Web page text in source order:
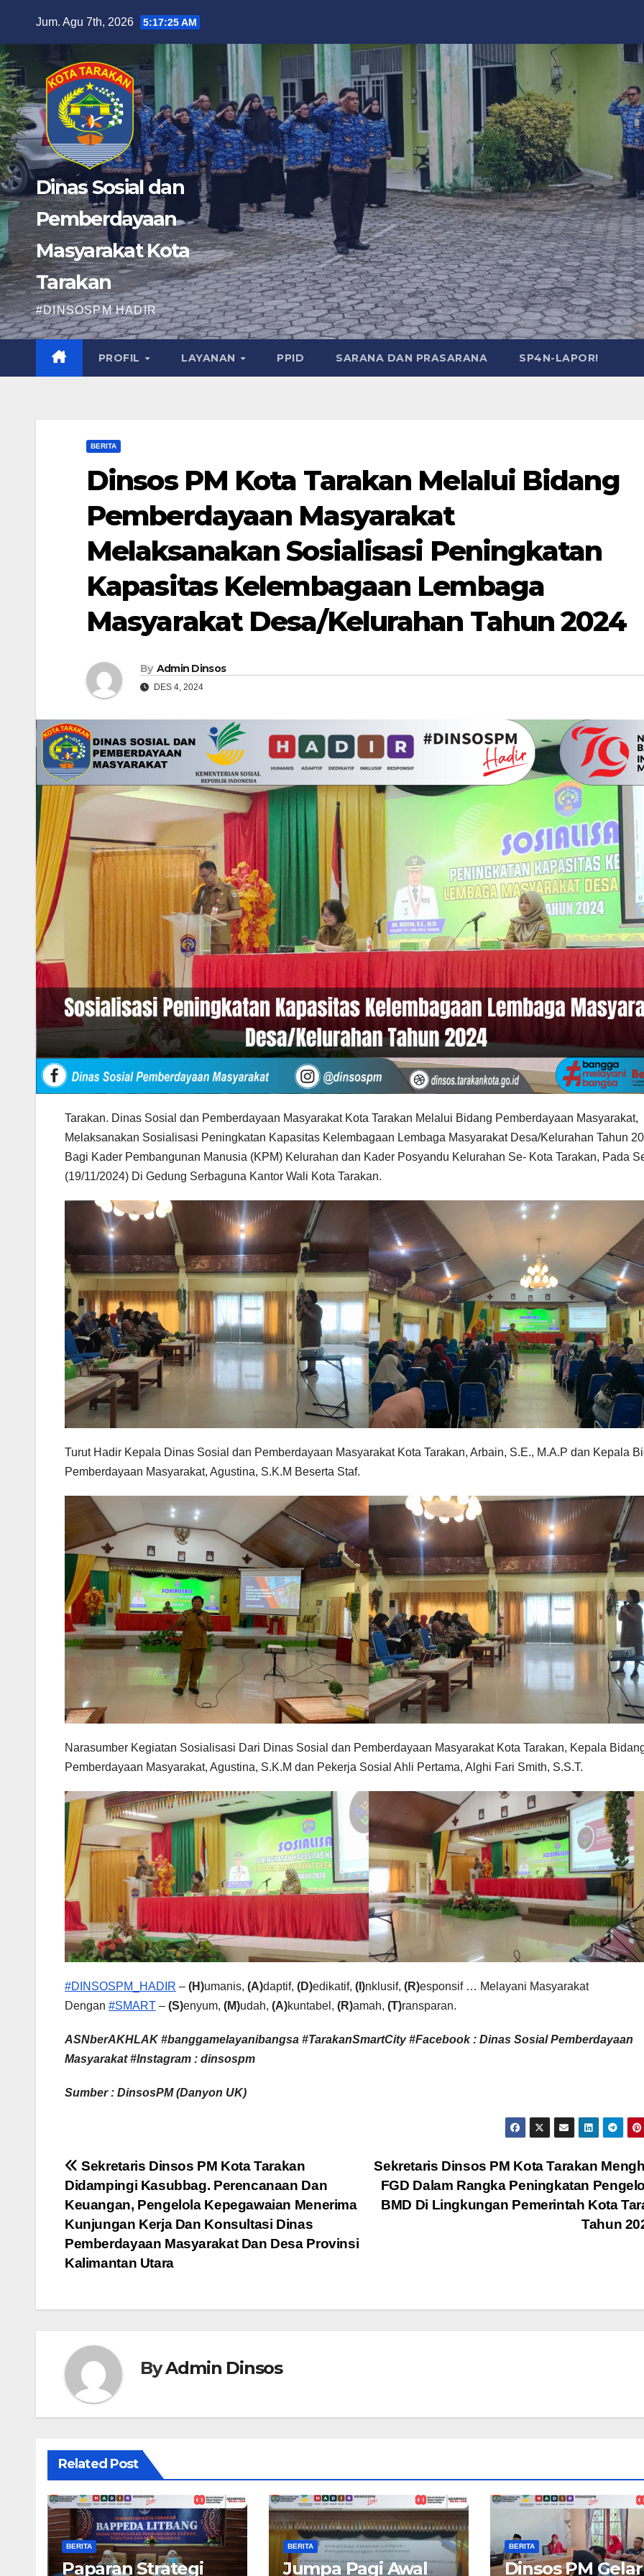
content
Jum. Agu 7th, 2026 5:17:27 AM
Dinas Sosial dan
Pemberdayaan
Masyarakat Kota
Tarakan
#DINSOSPM HADIR
PROFIL LAYANAN PPID SARANA DAN PRASARANA SP4N-LAPOR!
BERITA
Dinsos PM Kota Tarakan Melalui Bidang
Pemberdayaan Masyarakat
Melaksanakan Sosialisasi Peningkatan
Kapasitas Kelembagaan Lembaga
Masyarakat Desa/Kelurahan Tahun 2024
By Admin Dinsos
DES 4, 2024
Tarakan. Dinas Sosial dan Pemberdayaan Masyarakat Kota Tarakan Melalui Bidang Pemberdayaan Masyarakat,
Melaksanakan Sosialisasi Peningkatan Kapasitas Kelembagaan Lembaga Masyarakat Desa/Kelurahan Tahun
Bagi Kader Pembangunan Manusia (KPM) Kelurahan dan Kader Posyandu Kelurahan Se- Kota Tarakan, Pada
(19/11/2024) Di Gedung Serbaguna Kantor Wali Kota Tarakan.
Turut Hadir Kepala Dinas Sosial dan Pemberdayaan Masyarakat Kota Tarakan, Arbain, S.E., M.A.P dan Kepala
Pemberdayaan Masyarakat, Agustina, S.K.M Beserta Staf.
Narasumber Kegiatan Sosialisasi Dari Dinas Sosial dan Pemberdayaan Masyarakat Kota Tarakan, Kepala
Pemberdayaan Masyarakat, Agustina, S.K.M dan Pekerja Sosial Ahli Pertama, Alghi Fari Smith, S.S.T.
#DINSOSPM_HADIR – (H)umanis, (A)daptif, (D)edikatif, (I)nklusif, (R)esponsif … Melayani Masyarakat
Dengan #SMART – (S)enyum, (M)udah, (A)kuntabel, (R)amah, (T)ransparan.
ASNberAKHLAK #banggamelayanibangsa #TarakanSmartCity #Facebook : Dinas Sosial Pemberdayaan
Masyarakat #Instagram : dinsospm
Sumber : DinsosPM (Danyon UK)
Navigasi
pos
Sekretaris Dinsos PM Kota Tarakan
FGD Dalam Rangka Peningkatan
BMD Di Lingkungan Pemerintah Kota
Tahun
Sekretaris Dinsos PM Kota Tarakan
Didampingi Kasubbag. Perencanaan Dan
Keuangan, Pengelola Kepegawaian Menerima
Kunjungan Kerja Dan Konsultasi Dinas
Pemberdayaan Masyarakat Dan Desa Provinsi
Kalimantan Utara
ByAdmin Dinsos
Related Post
BERITA
Paparan Strategi
BERITA
Jumpa Pagi Awal
BERITA
Dinsos PM Gelar